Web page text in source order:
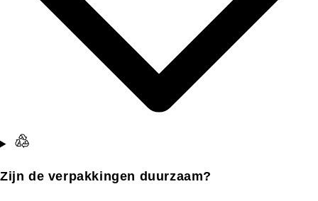
Zijn de verpakkingen duurzaam?